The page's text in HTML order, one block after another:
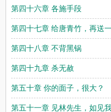
第四十六章 各施手段
第四十七章 给唐青竹，再送
第四十八章 不背黑锅
第四十九章 杀无赦
第五十章 你的面子，很大？
第五十一章 见林先生，如见